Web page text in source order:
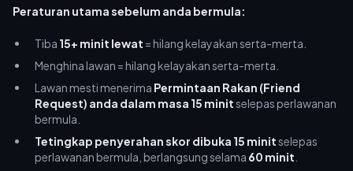
Peraturan utama sebelum anda bermula:
Tiba 15+ minit lewat = hilang kelayakan serta-merta.
Menghina lawan = hilang kelayakan serta-merta.
Lawan mesti menerima Permintaan Rakan (Friend
Request) anda dalam masa 15 minitselepas perlawanan
bermula.
Tetingkap penyerahan skor dibuka 15 minitselepas
perlawanan bermula, berlangsung selama 60 minit